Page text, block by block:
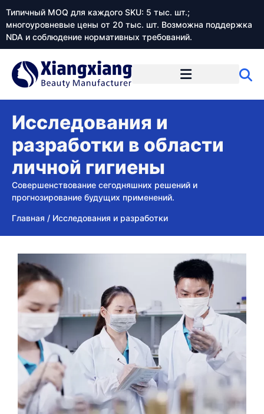
Типичный MOQ для каждого SKU: 5 тыс. шт.;
многоуровневые цены от 20 тыс. шт. Возможна поддержка
NDA и соблюдение нормативных требований.
Исследования и
разработки в области
личной гигиены
Совершенствование сегодняшних решений и
прогнозирование будущих применений.
Главная / Исследования и разработки